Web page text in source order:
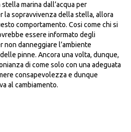
marina dall’acqua per
la sopravvivenza della stella, allora
comportamento. Cosi come chi si
essere informato degli
non danneggiare l’ambiente
pinne. Ancora una volta, dunque,
di come solo con una adeguata
consapevolezza e dunque
al cambiamento.